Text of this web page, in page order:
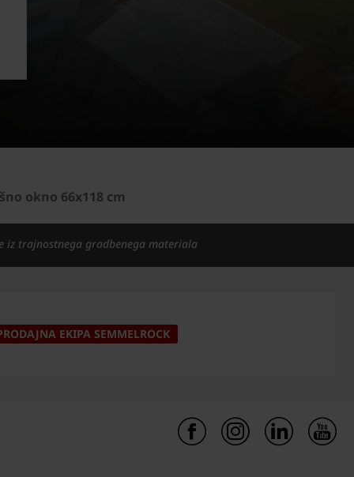
okno 66x118 cm
iz trajnostnega gradbenega materiala
EKIPA SEMMELROCK